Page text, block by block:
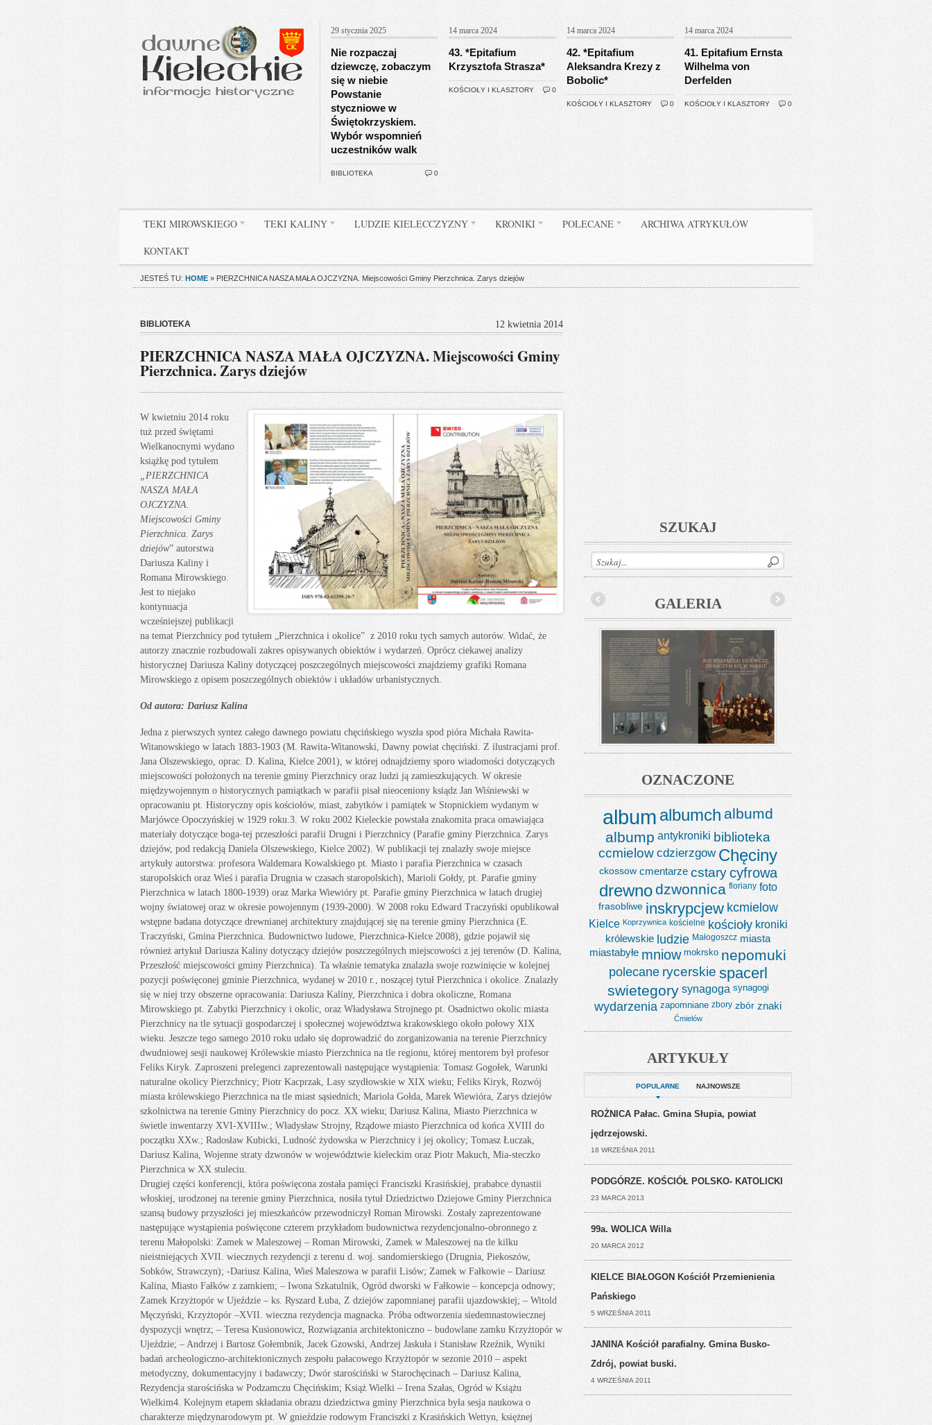
29 stycznia 2025
Nie rozpaczaj
dziewczę, zobaczym
się w niebie
Powstanie
styczniowe w
Świętokrzyskiem.
Wybór wspomnień
uczestników walk
BIBLIOTEKA 0
14 marca 2024
43. *Epitafium
Krzysztofa Strasza*
KOŚCIOŁY I KLASZTORY 0
14 marca 2024
42. *Epitafium
Aleksandra Krezy z
Bobolic*
KOŚCIOŁY I KLASZTORY 0
14 marca 2024
41. Epitafium Ernsta
Wilhelma von
Derfelden
KOŚCIOŁY I KLASZTORY 0
TEKI MIROWSKIEGO TEKI KALINY LUDZIE KIELECCZYZNY KRONIKI POLECANE ARCHIWA ATRYKUŁÓW
KONTAKT
JESTEŚ TU: HOME » PIERZCHNICA NASZA MAŁA OJCZYZNA. Miejscowości Gminy Pierzchnica. Zarys dziejów
BIBLIOTEKA 12 kwietnia 2014
PIERZCHNICA NASZA MAŁA OJCZYZNA. Miejscowości Gminy
Pierzchnica. Zarys dziejów
W kwietniu 2014 roku
tuż przed świętami
Wielkanocnymi wydano
książkę pod tytułem
„PIERZCHNICA
NASZA MAŁA
OJCZYZNA.
Miejscowości Gminy
Pierzchnica. Zarys
dziejów” autorstwa
Dariusza Kaliny i
Romana Mirowskiego.
Jest to niejako
kontynuacja
wcześniejszej publikacji
na temat Pierzchnicy pod tytułem „Pierzchnica i okolice” z 2010 roku tych samych autorów. Widać, że
autorzy znacznie rozbudowali zakres opisywanych obiektów i wydarzeń. Oprócz ciekawej analizy
historycznej Dariusza Kaliny dotyczącej poszczególnych miejscowości znajdziemy grafiki Romana
Mirowskiego z opisem poszczególnych obiektów i układów urbanistycznych.
Od autora: Dariusz Kalina
Jedna z pierwszych syntez całego dawnego powiatu chęcińskiego wyszła spod pióra Michała Rawita-
Witanowskiego w latach 1883-1903 (M. Rawita-Witanowski, Dawny powiat chęciński. Z ilustracjami prof.
Jana Olszewskiego, oprac. D. Kalina, Kielce 2001), w której odnajdziemy sporo wiadomości dotyczących
miejscowości położonych na terenie gminy Pierzchnicy oraz ludzi ją zamieszkujących. W okresie
międzywojennym o historycznych pamiątkach w parafii pisał nieoceniony ksiądz Jan Wiśniewski w
opracowaniu pt. Historyczny opis kościołów, miast, zabytków i pamiątek w Stopnickiem wydanym w
Marjówce Opoczyńskiej w 1929 roku.3. W roku 2002 Kieleckie powstała znakomita praca omawiająca
materiały dotyczące boga-tej przeszłości parafii Drugni i Pierzchnicy (Parafie gminy Pierzchnica. Zarys
dziejów, pod redakcją Daniela Olszewskiego, Kielce 2002). W publikacji tej znalazły swoje miejsce
artykuły autorstwa: profesora Waldemara Kowalskiego pt. Miasto i parafia Pierzchnica w czasach
staropolskich oraz Wieś i parafia Drugnia w czasach staropolskich), Marioli Gołdy, pt. Parafie gminy
Pierzchnica w latach 1800-1939) oraz Marka Wiewióry pt. Parafie gminy Pierzchnica w latach drugiej
wojny światowej oraz w okresie powojennym (1939-2000). W 2008 roku Edward Traczyński opublikował
wstępne badana dotyczące drewnianej architektury znajdującej się na terenie gminy Pierzchnica (E.
Traczyński, Gmina Pierzchnica. Budownictwo ludowe, Pierzchnica-Kielce 2008), gdzie pojawił się
również artykuł Dariusza Kaliny dotyczący dziejów poszczególnych miejscowości z jej terenów (D. Kalina,
Przeszłość miejscowości gminy Pierzchnica). Ta właśnie tematyka znalazła swoje rozwinięcie w kolejnej
pozycji poświęconej gminie Pierzchnica, wydanej w 2010 r., noszącej tytuł Pierzchnica i okolice. Znalazły
się w niej trzy obszerne opracowania: Dariusza Kaliny, Pierzchnica i dobra okoliczne, Romana
Mirowskiego pt. Zabytki Pierzchnicy i okolic, oraz Władysława Strojnego pt. Osadnictwo okolic miasta
Pierzchnicy na tle sytuacji gospodarczej i społecznej województwa krakowskiego około połowy XIX
wieku. Jeszcze tego samego 2010 roku udało się doprowadzić do zorganizowania na terenie Pierzchnicy
dwudniowej sesji naukowej Królewskie miasto Pierzchnica na tle regionu, której mentorem był profesor
Feliks Kiryk. Zaproszeni prelegenci zaprezentowali następujące wystąpienia: Tomasz Gogołek, Warunki
naturalne okolicy Pierzchnicy; Piotr Kacprzak, Lasy szydłowskie w XIX wieku; Feliks Kiryk, Rozwój
miasta królewskiego Pierzchnica na tle miast sąsiednich; Mariola Gołda, Marek Wiewióra, Zarys dziejów
szkolnictwa na terenie Gminy Pierzchnicy do pocz. XX wieku; Dariusz Kalina, Miasto Pierzchnica w
świetle inwentarzy XVI-XVIIIw.; Władysław Strojny, Rządowe miasto Pierzchnica od końca XVIII do
początku XXw.; Radosław Kubicki, Ludność żydowska w Pierzchnicy i jej okolicy; Tomasz Łuczak,
Dariusz Kalina, Wojenne straty dzwonów w województwie kieleckim oraz Piotr Makuch, Mia-steczko
Pierzchnica w XX stuleciu.
Drugiej części konferencji, która poświęcona została pamięci Franciszki Krasińskiej, prababce dynastii
włoskiej, urodzonej na terenie gminy Pierzchnica, nosiła tytuł Dziedzictwo Dziejowe Gminy Pierzchnica
szansą budowy przyszłości jej mieszkańców przewodniczył Roman Mirowski. Zostały zaprezentowane
następujące wystąpienia poświęcone czterem przykładom budownictwa rezydencjonalno-obronnego z
terenu Małopolski: Zamek w Maleszowej – Roman Mirowski, Zamek w Maleszowej na tle kilku
nieistniejących XVII. wiecznych rezydencji z terenu d. woj. sandomierskiego (Drugnia, Piekoszów,
Sobków, Strawczyn); -Dariusz Kalina, Wieś Maleszowa w parafii Lisów; Zamek w Fałkowie – Dariusz
Kalina, Miasto Fałków z zamkiem; – Iwona Szkatulnik, Ogród dworski w Fałkowie – koncepcja odnowy;
Zamek Krzyżtopór w Ujeździe – ks. Ryszard Łuba, Z dziejów zapomnianej parafii ujazdowskiej; – Witold
Męczyński, Krzyżtopór –XVII. wieczna rezydencja magnacka. Próba odtworzenia siedemnastowiecznej
dyspozycji wnętrz; – Teresa Kusionowicz, Rozwiązania architektoniczno – budowlane zamku Krzyżtopór w
Ujeździe; – Andrzej i Bartosz Gołembnik, Jacek Gzowski, Andrzej Jaskuła i Stanisław Rzeźnik, Wyniki
badań archeologiczno-architektonicznych zespołu pałacowego Krzyżtopór w sezonie 2010 – aspekt
metodyczny, dokumentacyjny i badawczy; Dwór starościński w Starochęcinach – Dariusz Kalina,
Rezydencja starościńska w Podzamczu Chęcińskim; Książ Wielki – Irena Szałas, Ogród w Książu
Wielkim4. Kolejnym etapem składania obrazu dziedzictwa gminy Pierzchnica była sesja naukowa o
charakterze międzynarodowym pt. W gnieździe rodowym Franciszki z Krasińskich Wettyn, księżnej
SZUKAJ
GALERIA
OZNACZONE
album albumch albumd
albump antykroniki biblioteka
ccmielow cdzierzgow Chęciny
ckossow cmentarze cstary cyfrowa
drewnodzwonnica floriany foto
frasobliwe inskrypcjew kcmielow
Kielce Koprzywnica kościelne kościoły kroniki
królewskie ludzie Małogoszcz miasta
miastabyłe mniow mokrsko nepomuki
polecane rycerskie spacerl
swietegory synagoga synagogi
wydarzenia zapomniane zbory zbór znaki
Ćmielów
ARTYKUŁY
POPULARNE NAJNOWSZE
ROŻNICA Pałac. Gmina Słupia, powiat
jędrzejowski.
18 WRZEŚNIA 2011
PODGÓRZE. KOŚCIÓŁ POLSKO- KATOLICKI
23 MARCA 2013
99a. WOLICA Willa
20 MARCA 2012
KIELCE BIAŁOGON Kościół Przemienienia
Pańskiego
5 WRZEŚNIA 2011
JANINA Kościół parafialny. Gmina Busko-
Zdrój, powiat buski.
4 WRZEŚNIA 2011